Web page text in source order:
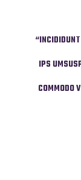
IPS
COMMODO